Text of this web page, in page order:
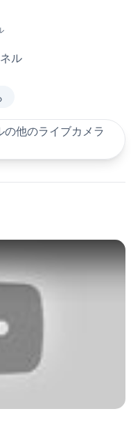
ル
他のライブカメラ